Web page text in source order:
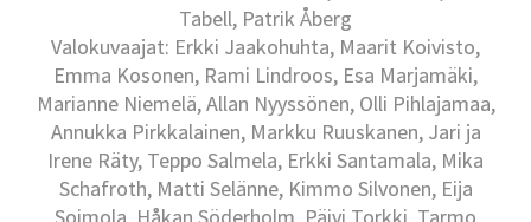
Tabell, Patrik Åberg
Valokuvaajat: Erkki Jaakohuhta, Maarit Koivisto,
Emma Kosonen, Rami Lindroos, Esa Marjamäki,
Marianne Niemelä, Allan Nyyssönen, Olli Pihlajamaa,
Annukka Pirkkalainen, Markku Ruuskanen, Jari ja
Irene Räty, Teppo Salmela, Erkki Santamala, Mika
Schafroth, Matti Selänne, Kimmo Silvonen, Eija